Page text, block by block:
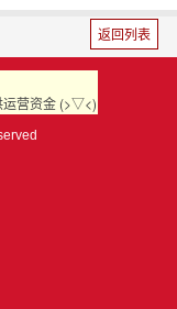
返回列表
运营资金 (>▽<)